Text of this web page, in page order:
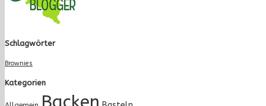
Schlagwörter
Brownies
Kategorien